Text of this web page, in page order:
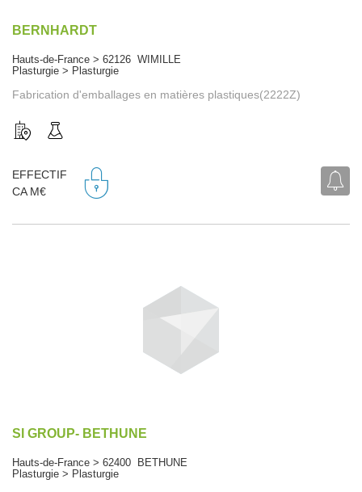
BERNHARDT
Hauts-de-France > 62126 WIMILLE
Plasturgie > Plasturgie
Fabrication d'emballages en matières plastiques(2222Z)
EFFECTIF
CA M€
SI GROUP- BETHUNE
Hauts-de-France > 62400 BETHUNE
Plasturgie > Plasturgie